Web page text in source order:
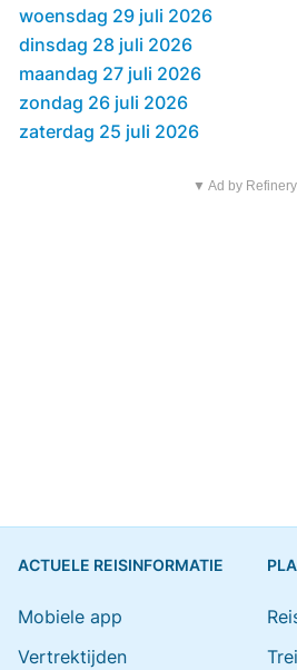
woensdag 29 juli 2026
dinsdag 28 juli 2026
maandag 27 juli 2026
zondag 26 juli 2026
zaterdag 25 juli 2026
▼ Ad by
ACTUELE REISINFORMATIE
Mobiele app
Vertrektijden